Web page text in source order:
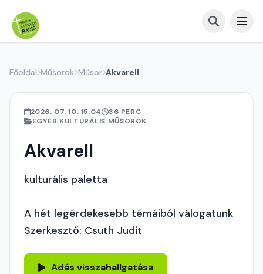
Főoldal Műsorok Műsor Akvarell
2026. 07. 10. 15:04
36 PERC
EGYÉB KULTURÁLIS MŰSOROK
Akvarell
kulturális paletta
A hét legérdekesebb témáiból válogatunk
Szerkesztő: Csuth Judit
Adás visszahallgatása